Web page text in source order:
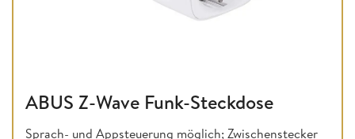
ABUS Z-Wave Funk-Steckdose
Sprach- und Appsteuerung möglich; Zwischenstecker